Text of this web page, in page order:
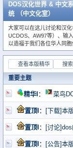
DOS汉化世界 & 中文
统 （中文化室）
大家可以在这儿讨论和汉
UCDOS、AW97等）、输
以造福于我们各位华人同胞
查看本版精华 搜
重要主题
精华I ： 菜鸟
置顶I ： [下载]本
置顶I ： [讨论
置顶I ： [公告]本